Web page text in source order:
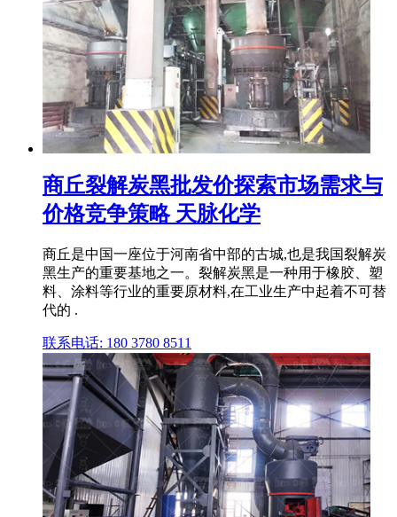
商丘裂解炭黑批发价探索市场需求与
价格竞争策略 天脉化学
商丘是中国一座位于河南省中部的古城,也是我国裂解炭
黑生产的重要基地之一。裂解炭黑是一种用于橡胶、塑
料、涂料等行业的重要原材料,在工业生产中起着不可替
代的 .
联系电话: 180 3780 8511